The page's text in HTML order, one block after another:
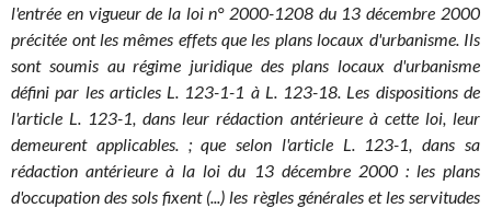
l'entrée en vigueur de la loi n° 2000-1208 du 13 décembre 2000
précitée ont les mêmes effets que les plans locaux d'urbanisme. Ils
sont soumis au régime juridique des plans locaux d'urbanisme
défini par les articles L. 123-1-1 à L. 123-18. Les dispositions de
l'article L. 123-1, dans leur rédaction antérieure à cette loi, leur
demeurent applicables. ; que selon l'article L. 123-1, dans sa
rédaction antérieure à la loi du 13 décembre 2000 : les plans
d'occupation des sols fixent (...) les règles générales et les servitudes